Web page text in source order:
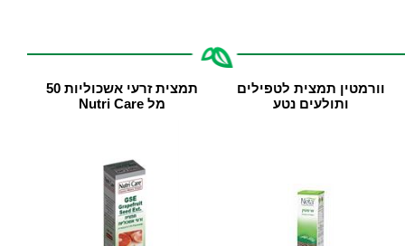
וורמטין תמצית לטפילים
ותולעים נטע
תמצית זרעי אשכוליות 50
מל Nutri Care